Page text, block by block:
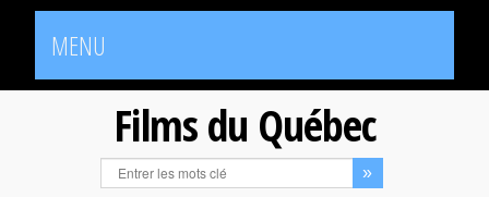
MENU
Films du Québec